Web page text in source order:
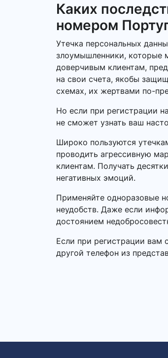
Каких
номером
Утечка персональных
злоумышленники, которые
доверчивым клиентам,
на свои счета, якобы
схемах, их жертвами по-
Но если при регистрации
не сможет узнать ваш
Широко пользуются
проводить агрессивную
клиентам. Получать
негативных эмоций.
Применяйте одноразовые
неудобств. Даже если
достоянием
Если при регистрации вам
другой телефон из